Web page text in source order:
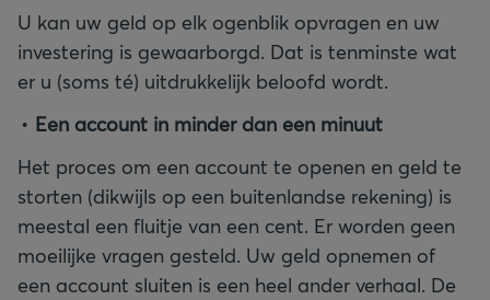
U kan uw geld op elk ogenblik opvragen en uw
investering is gewaarborgd. Dat is tenminste wat
er u (soms té) uitdrukkelijk beloofd wordt.
Een account in minder dan een minuut
Het proces om een account te openen en geld te
storten (dikwijls op een buitenlandse rekening) is
meestal een fluitje van een cent. Er worden geen
moeilijke vragen gesteld. Uw geld opnemen of
een account sluiten is een heel ander verhaal. De